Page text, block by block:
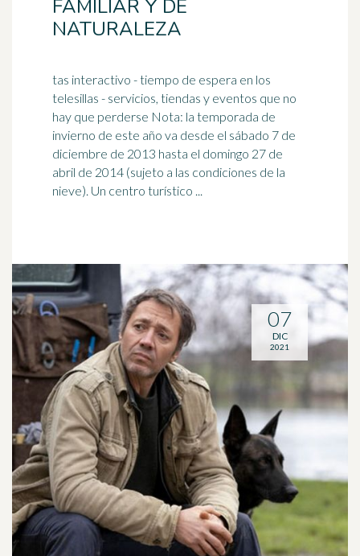
FAMILIAR Y DE
NATURALEZA
tas interactivo - tiempo de espera en los
telesillas - servicios, tiendas y eventos que no
hay que perderse Nota: la temporada de
invierno de este año va desde el sábado 7 de
diciembre de 2013 hasta el domingo 27 de
abril de 2014 (sujeto a las condiciones de la
nieve). Un centro turístico ...
07
DIC
2021